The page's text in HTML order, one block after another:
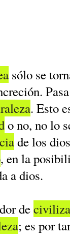
sólo se
. Esto
o no, no lo
de los
, en la
a dios.
de
; es por